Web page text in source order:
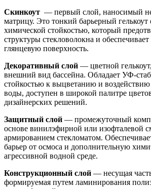
Скинкоут — первый слой, наносимый
матрицу. Это тонкий барьерный
химической стойкостью, который
структуры стекловолокна и
глянцевую поверхность.
Декоративный слой — цветной
внешний вид бассейна. Обладает УФ-
стойкостью к выцветанию и
воды, доступен в широкой палитре
дизайнерских решений.
Защитный слой — промежуточный
основе винилэфирной или изофталевой
армированием стекломатом.
барьер от осмоса и дополнительную
агрессивной водной среде.
Конструкционный слой — несущая
формируемая путем ламинирования